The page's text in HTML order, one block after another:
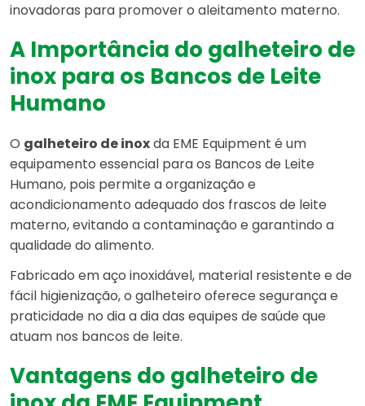
inovadoras para promover o aleitamento materno.
A Importância do galheteiro de
inox para os Bancos de Leite
Humano
O galheteiro de inoxda EME Equipment é um
equipamento essencial para os Bancos de Leite
Humano, pois permite a organização e
acondicionamento adequado dos frascos de leite
materno, evitando a contaminação e garantindo a
qualidade do alimento.
Fabricado em aço inoxidável, material resistente e de
fácil higienização, o galheteiro oferece segurança e
praticidade no dia a dia das equipes de saúde que
atuam nos bancos de leite.
Vantagens do galheteiro de